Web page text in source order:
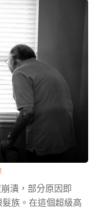
潰，部分原因即
族。在這個超級高